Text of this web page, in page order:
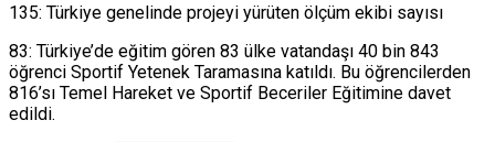
135: Türkiye genelinde projeyi yürüten ölçüm ekibi sayısı
83: Türkiye’de eğitim gören 83 ülke vatandaşı 40 bin 843
öğrenci Sportif Yetenek Taramasına katıldı. Bu öğrencilerden
816’sı Temel Hareket ve Sportif Beceriler Eğitimine davet
edildi.